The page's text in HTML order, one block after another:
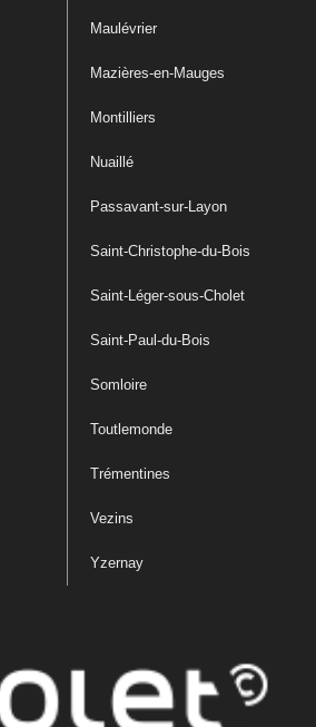
Maulévrier
Mazières-en-Mauges
Montilliers
Nuaillé
Passavant-sur-Layon
Saint-Christophe-du-Bois
Saint-Léger-sous-Cholet
Saint-Paul-du-Bois
Somloire
Toutlemonde
Trémentines
Vezins
Yzernay